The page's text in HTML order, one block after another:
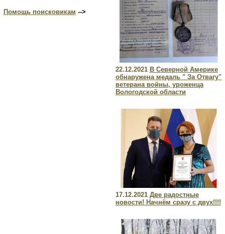
Помощь поисковикам -->
22.12.2021 В Северной Америке
обнаружена медаль " За Отвагу"
ветерана войны, уроженца
Вологодской области
17.12.2021 Две радостные
новости! Начнём сразу с двух!!!!